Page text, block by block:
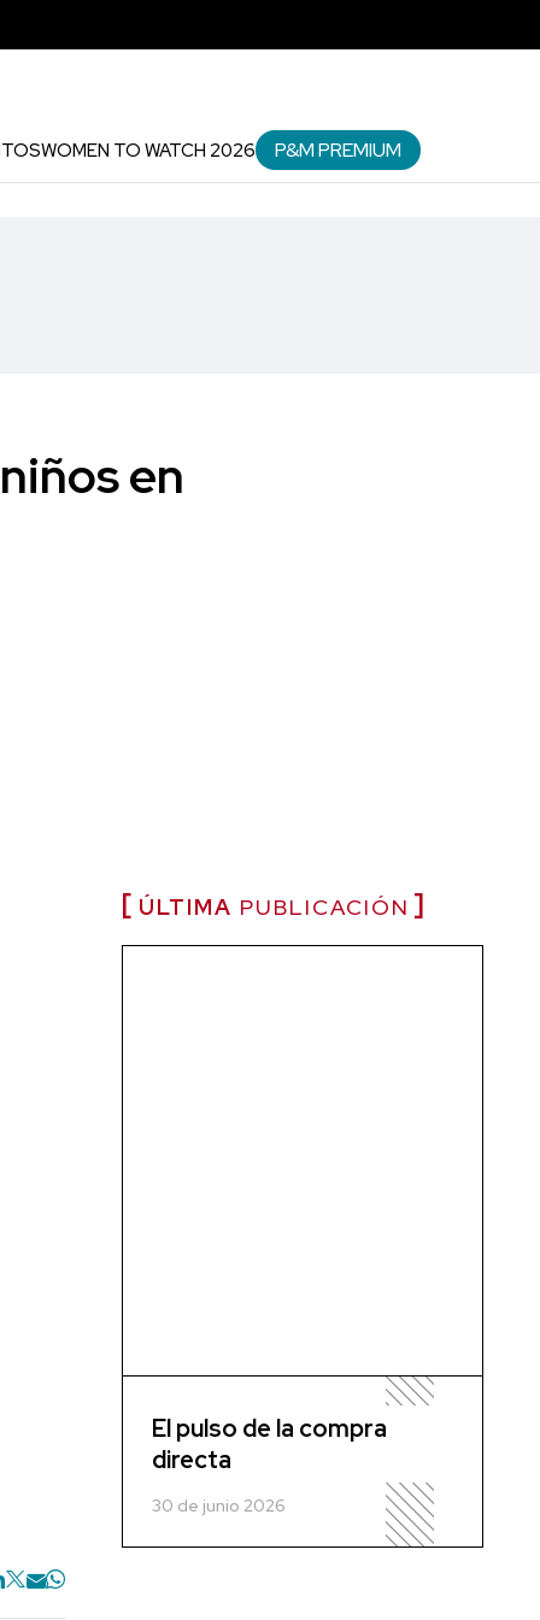
WOMEN TO WATCH 2026 P&M PREMIUM
en
ÚLTIMA PUBLICACIÓN
El pulso de la compra
directa
30 de junio 2026